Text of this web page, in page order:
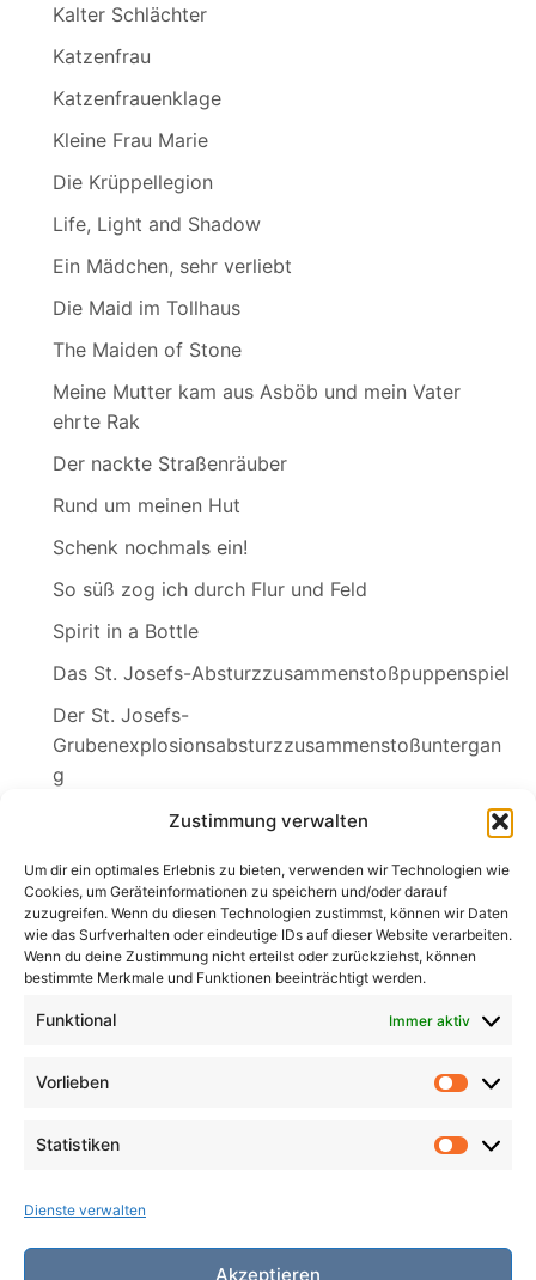
Zustimmung verwalten
Um dir ein optimales Erlebnis zu bieten, verwenden wir Technologien wie
Cookies, um Geräteinformationen zu speichern und/oder darauf
zuzugreifen. Wenn du diesen Technologien zustimmst, können wir Daten
wie das Surfverhalten oder eindeutige IDs auf dieser Website verarbeiten.
Wenn du deine Zustimmung nicht erteilst oder zurückziehst, können
bestimmte Merkmale und Funktionen beeinträchtigt werden.
Funktional Immer aktiv
Vorlieben
Statistiken
Dienste verwalten
Akzeptieren
Kalter Schlächter
Katzenfrau
Katzenfrauenklage
Kleine Frau Marie
Die Krüppellegion
Life, Light and Shadow
Ein Mädchen, sehr verliebt
Die Maid im Tollhaus
The Maiden of Stone
Meine Mutter kam aus Asböb und mein Vater
ehrte Rak
Der nackte Straßenräuber
Rund um meinen Hut
Schenk nochmals ein!
So süß zog ich durch Flur und Feld
Spirit in a Bottle
Das St. Josefs-Absturzzusammenstoßpuppenspiel
Der St. Josefs-
Grubenexplosionsabsturzzusammenstoßuntergan
g
Search
Search